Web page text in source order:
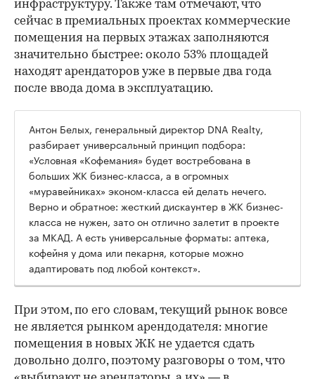
инфраструктуру. Также там отмечают, что
сейчас в премиальных проектах коммерческие
помещения на первых этажах заполняются
значительно быстрее: около 53% площадей
находят арендаторов уже в первые два года
после ввода дома в эксплуатацию.
Антон Белых, генеральный директор DNA Realty,
разбирает универсальный принцип подбора:
«Условная «Кофемания» будет востребована в
больших ЖК бизнес-класса, а в огромных
«муравейниках» эконом-класса ей делать нечего.
Верно и обратное: жесткий дискаунтер в ЖК бизнес-
класса не нужен, зато он отлично залетит в проекте
за МКАД. А есть универсальные форматы: аптека,
кофейня у дома или пекарня, которые можно
адаптировать под любой контекст».
При этом, по его словам, текущий рынок вовсе
не является рынком арендодателя: многие
помещения в новых ЖК не удается сдать
довольно долго, поэтому разговоры о том, что